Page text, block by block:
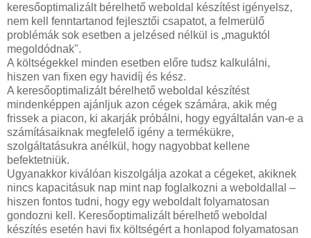
keresőoptimalizált bérelhető weboldal készítést igényelsz,
nem kell fenntartanod fejlesztői csapatot, a felmerülő
problémák sok esetben a jelzésed nélkül is „maguktól
megoldódnak".
A költségekkel minden esetben előre tudsz kalkulálni,
hiszen van fixen egy havidíj és kész.
A keresőoptimalizált bérelhető weboldal készítést
mindenképpen ajánljuk azon cégek számára, akik még
frissek a piacon, ki akarják próbálni, hogy egyáltalán van-e a
számításaiknak megfelelő igény a termékükre,
szolgáltatásukra anélkül, hogy nagyobbat kellene
befektetniük.
Ugyanakkor kiválóan kiszolgálja azokat a cégeket, akiknek
nincs kapacitásuk nap mint nap foglalkozni a weboldallal –
hiszen fontos tudni, hogy egy weboldalt folyamatosan
gondozni kell. Keresőoptimalizált bérelhető weboldal
készítés esetén havi fix költségért a honlapod folyamatosan